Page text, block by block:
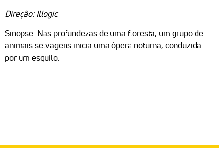
Direção: Illogic
Sinopse: Nas profundezas de uma floresta, um grupo de
animais selvagens inicia uma ópera noturna, conduzida
por um esquilo.